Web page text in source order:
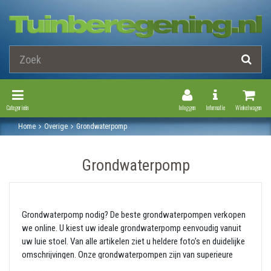
Winkelwagen
Toggle
Informatie
Inloggen
Toggle Navigation
Categorieën
Home Overige Grondwaterpomp
Grondwaterpomp
Grondwaterpomp nodig? De beste grondwaterpompen verkopen
we online. U kiest uw ideale grondwaterpomp eenvoudig vanuit
uw luie stoel. Van alle artikelen ziet u heldere foto’s en duidelijke
omschrijvingen. Onze grondwaterpompen zijn van superieure